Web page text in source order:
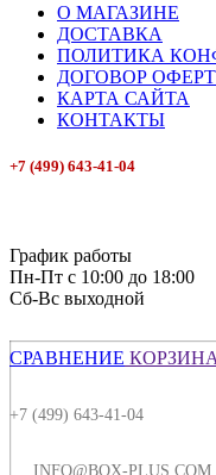
О МАГАЗИНЕ
ДОСТАВКА
ПОЛИТИКА
ДОГОВОР
КАРТА САЙТА
КОНТАКТЫ
+7 (499) 643-41-04
График работы
Пн-Пт с 10:00 до 18:00
Сб-Вс выходной
СРАВНЕНИЕ КОРЗИНА
+7 (499) 643-41-04
INFO@BOX-PLUS.COM